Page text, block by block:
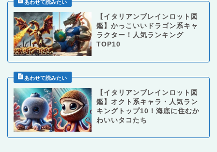
【イタリアンブレインロット図
鑑】かっこいいドラゴン系キャ
ラクター！人気ランキング
TOP10
【イタリアンブレインロット図
鑑】オクト系キャラ・人気ラン
キングトップ10！海底に住むか
わいいタコたち